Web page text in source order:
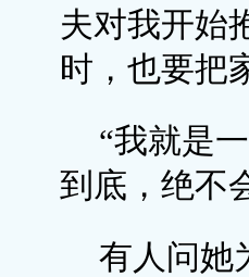
夫对我开始
时，也要把
“我就是
到底，绝不
有人问她